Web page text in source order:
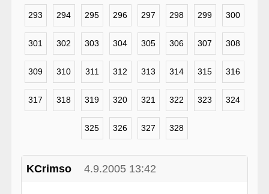
293 294 295 296 297 298 299 300
301 302 303 304 305 306 307 308
309 310 311 312 313 314 315 316
317 318 319 320 321 322 323 324
325 326 327 328
KCrimso 4.9.2005 13:42